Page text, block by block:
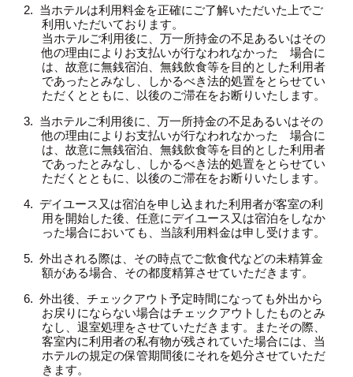
当ホテルは利用料金を正確にご了解いただいた上でご
利用いただいております。
当ホテルご利用後に、万一所持金の不足あるいはその
他の理由によりお支払いが行なわれなかった 場合に
は、故意に無銭宿泊、無銭飲食等を目的とした利用者
であったとみなし、しかるべき法的処置をとらせてい
ただくとともに、以後のご滞在をお断りいたします。
当ホテルご利用後に、万一所持金の不足あるいはその
他の理由によりお支払いが行なわれなかった 場合に
は、故意に無銭宿泊、無銭飲食等を目的とした利用者
であったとみなし、しかるべき法的処置をとらせてい
ただくとともに、以後のご滞在をお断りいたします。
デイユース又は宿泊を申し込まれた利用者が客室の利
用を開始した後、任意にデイユース又は宿泊をしなか
った場合においても、当該利用料金は申し受けます。
外出される際は、その時点でご飲食代などの未精算金
額がある場合、その都度精算させていただきます。
外出後、チェックアウト予定時間になっても外出から
お戻りにならない場合はチェックアウトしたものとみ
なし、退室処理をさせていただきます。またその際、
客室内に利用者の私有物が残されていた場合には、当
ホテルの規定の保管期間後にそれを処分させていただ
きます。